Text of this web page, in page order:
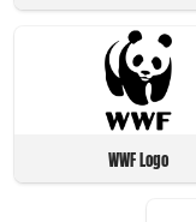
WWF Logo